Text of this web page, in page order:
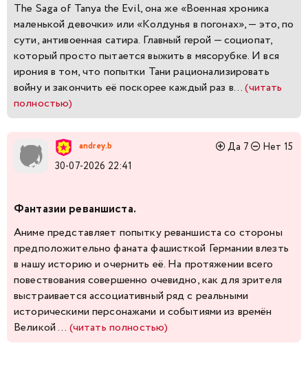
The Saga of Tanya the Evil, она же «Военная хроника
маленькой девочки» или «Колдунья в погонах», — это, по
сути, антивоенная сатира. Главный герой — социопат,
который просто пытается выжить в мясорубке. И вся
ирония в том, что попытки Тани рационализировать
войну и закончить её поскорее каждый раз в...(читать
полностью)
The Saga of Tanya the Evil, она же «Военная хроника
маленькой девочки» или «Колдунья в погонах», — это, по
сути, антивоенная сатира. Главный герой — социопат,
который просто пытается выжить в мясорубке. И вся
боком: чем умнее она действует, тем глубже закапывает
и себя, и Империю.
Вообще, японцы постоянно фантазируют про войны,
апокалипсисы и концы света. И корни этого понятны:
две атомные бомбы, поствоенная травма,
невозможность говорить о многом напрямую. Вот и
используют иронию, гротеск, абсурд — чтобы хоть как-
Да 7 Нет 15
andrey.b
30-07-2026 22:41
Фантазии реваншиста.
Аниме представляет попытку реваншиста со стороны
предположительно фаната фашисткой Германии влезть
в нашу историю и очернить её. На протяжении всего
повествования совершенно очевидно, как для зрителя
выстраивается ассоциативный ряд с реальными
историческими персонажами и событиями из времён
Великой ... (читать полностью)